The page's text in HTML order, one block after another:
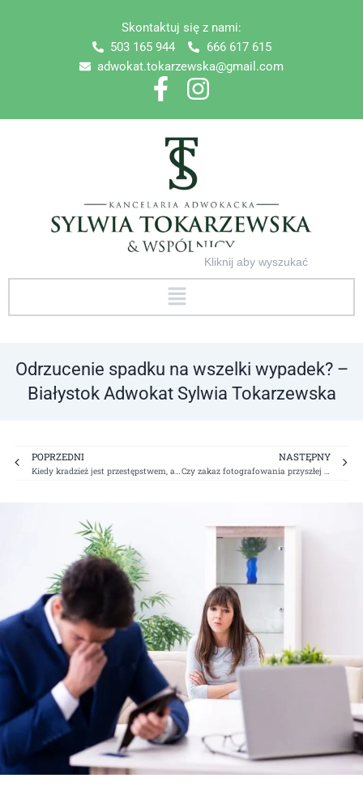
Skontaktuj się z nami:
503 165 944
666 617 615
adwokat.tokarzewska@gmail.com
Menu
Search
for:
Odrzucenie spadku na wszelki wypadek? –
Białystok Adwokat Sylwia Tokarzewska
PrevPOPRZEDNI NASTĘPNY